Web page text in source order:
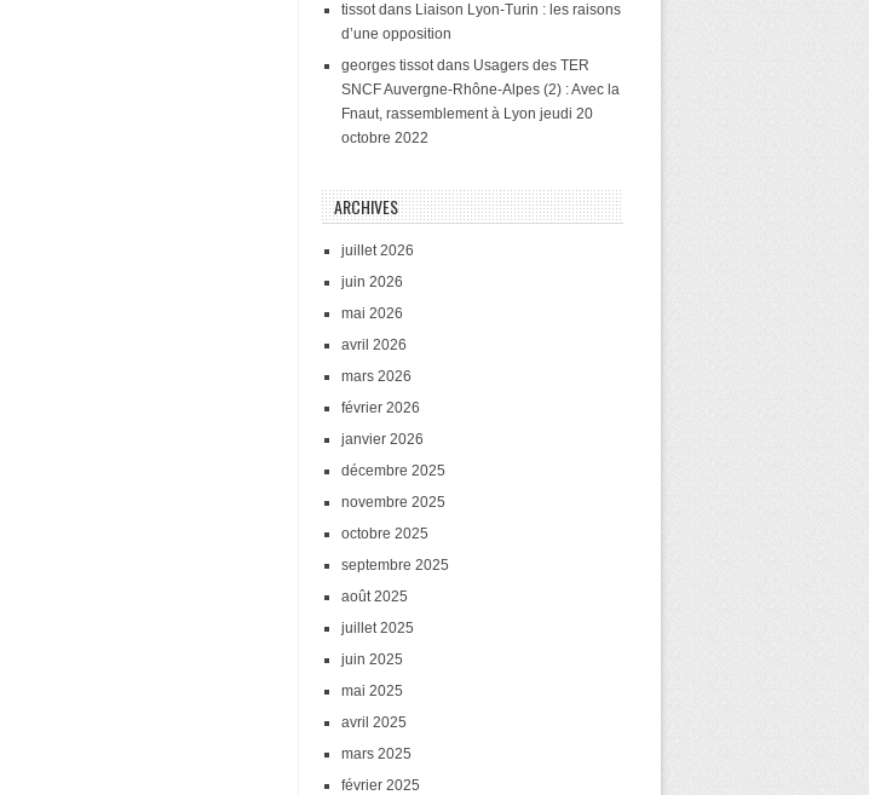
tissotdans Liaison Lyon-Turin : les raisons
d’une opposition
georges tissotdans Usagers des TER
SNCF Auvergne-Rhône-Alpes (2) : Avec la
Fnaut, rassemblement à Lyon jeudi 20
octobre 2022
ARCHIVES
juillet 2026
juin 2026
mai 2026
avril 2026
mars 2026
février 2026
janvier 2026
décembre 2025
novembre 2025
octobre 2025
septembre 2025
août 2025
juillet 2025
juin 2025
mai 2025
avril 2025
mars 2025
février 2025